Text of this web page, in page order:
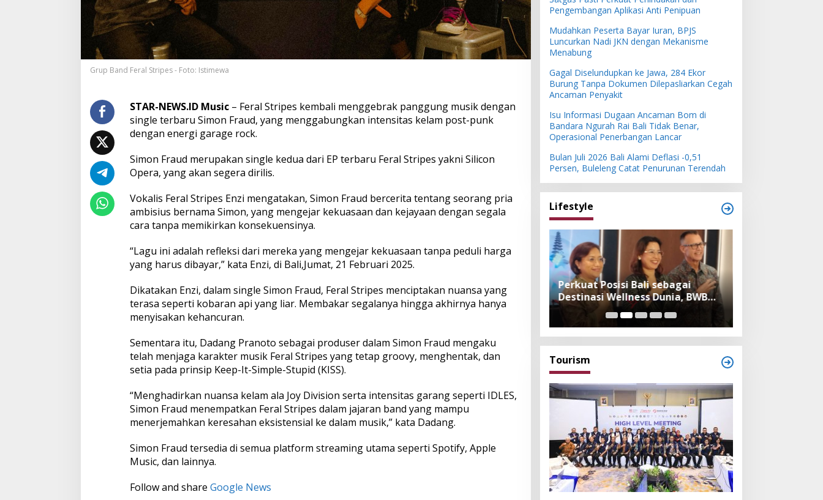
S
t
p
e
s
b
u
n
g
a
n
A
r
a
P
s
P
u
n
a
n
G
r
a
g
e
o
c
k
Grup Band Feral Stripes - Foto: Istimewa
STAR-NEWS.ID Music– Feral Stripes kembali menggebrak panggung musik dengan
single terbaru Simon Fraud, yang menggabungkan intensitas kelam post-punk
dengan energi garage rock.
Simon Fraud merupakan single kedua dari EP terbaru Feral Stripes yakni Silicon
Opera, yang akan segera dirilis.
Vokalis Feral Stripes Enzi mengatakan, Simon Fraud bercerita tentang seorang pria
ambisius bernama Simon, yang mengejar kekuasaan dan kejayaan dengan segala
cara tanpa memikirkan konsekuensinya.
“Lagu ini adalah refleksi dari mereka yang mengejar kekuasaan tanpa peduli harga
yang harus dibayar,” kata Enzi, di Bali,Jumat, 21 Februari 2025.
Dikatakan Enzi, dalam single Simon Fraud, Feral Stripes menciptakan nuansa yang
terasa seperti kobaran api yang liar. Membakar segalanya hingga akhirnya hanya
menyisakan kehancuran.
Sementara itu, Dadang Pranoto sebagai produser dalam Simon Fraud mengaku
telah menjaga karakter musik Feral Stripes yang tetap groovy, menghentak, dan
setia pada prinsip Keep-It-Simple-Stupid (KISS).
“Menghadirkan nuansa kelam ala Joy Division serta intensitas garang seperti IDLES,
Simon Fraud menempatkan Feral Stripes dalam jajaran band yang mampu
menerjemahkan keresahan eksistensial ke dalam musik,” kata Dadang.
Simon Fraud tersedia di semua platform streaming utama seperti Spotify, Apple
Music, dan lainnya.
Follow and share Google News
Pengembangan Aplikasi Anti Penipuan
Mudahkan Peserta Bayar Iuran, BPJS
Luncurkan Nadi JKN dengan Mekanisme
Menabung
Gagal Diselundupkan ke Jawa, 284 Ekor
Burung Tanpa Dokumen Dilepasliarkan Cegah
Ancaman Penyakit
Isu Informasi Dugaan Ancaman Bom di
Bandara Ngurah Rai Bali Tidak Benar,
Operasional Penerbangan Lancar
Bulan Juli 2026 Bali Alami Deflasi -0,51
Persen, Buleleng Catat Penurunan Terendah
Lifestyle
Perkuat Ekosistem Pariwisata
dan Serapan Investasi, Sira
Village Grand Outlet Bali Resmi
Perkuat Posisi Bali sebagai
Destinasi Wellness Dunia, BWB
Expo 2026 Hadirkan Exhibitor
Nasional dan Global
Tourism